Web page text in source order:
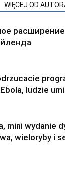
WIĘCEJ OD
расширение
ludzie
mini wydanie
wieloryby i